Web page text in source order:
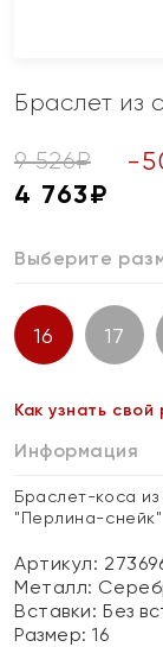
Браслет из
9 526₽ -
4 763₽
Выберите
16 17
Как узнать свой
Информация
Браслет-коса
"Перлина-снейк"
Артикул:
Металл:
Вставки:Без
Размер:16